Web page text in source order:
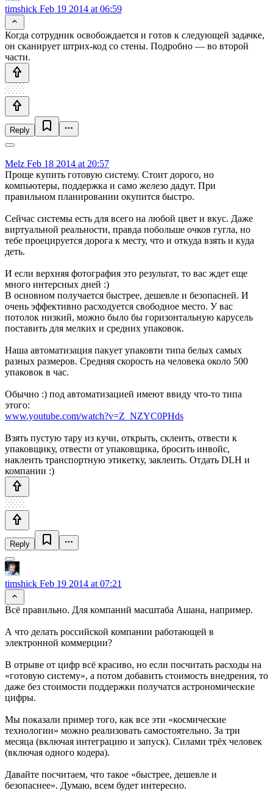
timshick Feb 19 2014 at 06:59
Когда сотрудник освобождается и готов к следующей задачке,
он сканирует штрих-код со стены. Подробно — во второй
части.
Reply
Melz Feb 18 2014 at 20:57
Проще купить готовую систему. Стоит дорого, но
компьютеры, поддержка и само железо дадут. При
правильном планировании окупится быстро.
Сейчас системы есть для всего на любой цвет и вкус. Даже
виртуальной реальности, правда побольше очков гугла, но
тебе проецируется дорога к месту, что и откуда взять и куда
деть.
И если верхняя фотография это результат, то вас ждет еще
много интерсных дней :)
В основном получается быстрее, дешевле и безопасней. И
очень эффективно расходуется свободное место. У вас
потолок низкий, можно было бы горизонтальную карусель
поставить для мелких и средних упаковок.
Наша автоматизация пакует упаковти типа белых самых
разных размеров. Средняя скорость на человека около 500
упаковок в час.
Обычно :) под автоматизацией имеют ввиду что-то типа
этого:
www.youtube.com/watch?v=Z_NZYC0PHds
Взять пустую тару из кучи, открыть, склеить, отвести к
упаковщику, отвести от упаковщика, бросить инвойс,
наклеить транспортную этикетку, заклеить. Отдать DLH и
компании :)
Reply
timshick Feb 19 2014 at 07:21
Всё правильно. Для компаний масштаба Ашана, например.
А что делать российской компании работающей в
электронной коммерции?
В отрыве от цифр всё красиво, но если посчитать расходы на
«готовую систему», а потом добавить стоимость внедрения, то
даже без стоимости поддержки получатся астрономические
цифры.
Мы показали пример того, как все эти «космические
технологии» можно реализовать самостоятельно. За три
месяца (включая интеграцию и запуск). Силами трёх человек
(включая одного кодера).
Давайте посчитаем, что такое «быстрее, дешевле и
безопаснее». Думаю, всем будет интересно.